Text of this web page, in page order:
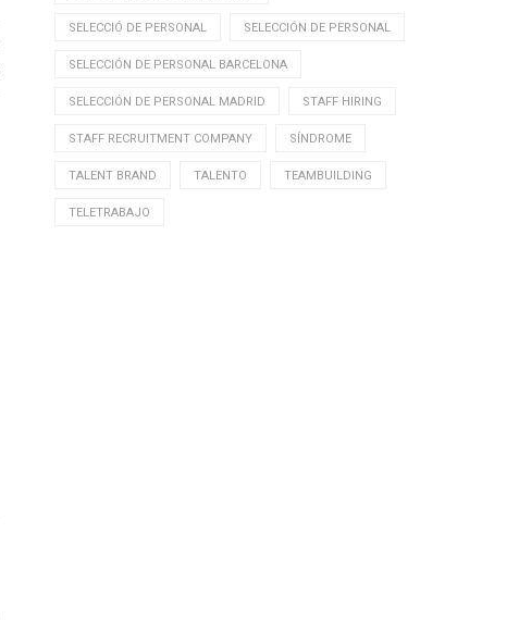
SELECCIÓ DE PERSONAL SELECCIÓN DE PERSONAL
SELECCIÓN DE PERSONAL BARCELONA
SELECCIÓN DE PERSONAL MADRID STAFF HIRING
STAFF RECRUITMENT COMPANY SÍNDROME
TALENT BRAND TALENTO TEAMBUILDING
TELETRABAJO